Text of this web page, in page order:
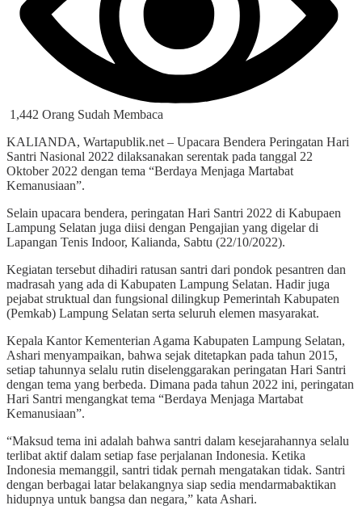
1,442 Orang Sudah Membaca
KALIANDA, Wartapublik.net – Upacara Bendera Peringatan Hari
Santri Nasional 2022 dilaksanakan serentak pada tanggal 22
Oktober 2022 dengan tema “Berdaya Menjaga Martabat
Kemanusiaan”.
Selain upacara bendera, peringatan Hari Santri 2022 di Kabupaen
Lampung Selatan juga diisi dengan Pengajian yang digelar di
Lapangan Tenis Indoor, Kalianda, Sabtu (22/10/2022).
Kegiatan tersebut dihadiri ratusan santri dari pondok pesantren dan
madrasah yang ada di Kabupaten Lampung Selatan. Hadir juga
pejabat struktual dan fungsional dilingkup Pemerintah Kabupaten
(Pemkab) Lampung Selatan serta seluruh elemen masyarakat.
Kepala Kantor Kementerian Agama Kabupaten Lampung Selatan,
Ashari menyampaikan, bahwa sejak ditetapkan pada tahun 2015,
setiap tahunnya selalu rutin diselenggarakan peringatan Hari Santri
dengan tema yang berbeda. Dimana pada tahun 2022 ini, peringatan
Hari Santri mengangkat tema “Berdaya Menjaga Martabat
Kemanusiaan”.
“Maksud tema ini adalah bahwa santri dalam kesejarahannya selalu
terlibat aktif dalam setiap fase perjalanan Indonesia. Ketika
Indonesia memanggil, santri tidak pernah mengatakan tidak. Santri
dengan berbagai latar belakangnya siap sedia mendarmabaktikan
hidupnya untuk bangsa dan negara,” kata Ashari.